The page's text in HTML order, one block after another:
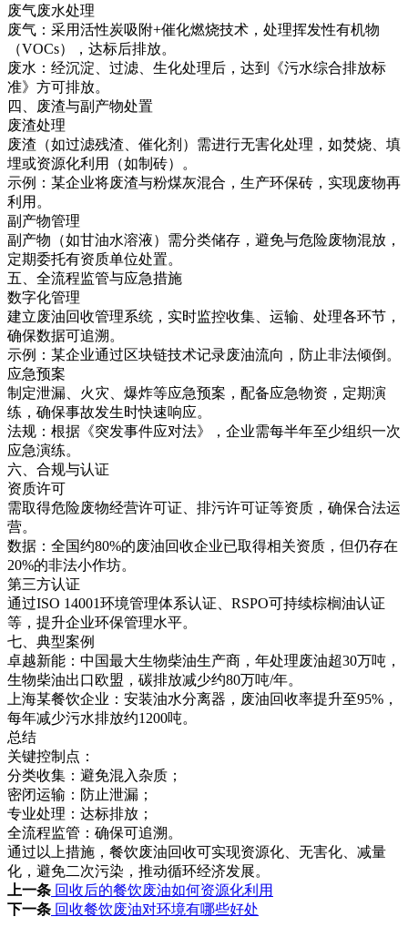
废气废水处理
废气：采用活性炭吸附+催化燃烧技术，处理挥发性有机物
（VOCs），达标后排放。
废水：经沉淀、过滤、生化处理后，达到《污水综合排放标
准》方可排放。
四、废渣与副产物处置
废渣处理
废渣（如过滤残渣、催化剂）需进行无害化处理，如焚烧、填
埋或资源化利用（如制砖）。
示例：某企业将废渣与粉煤灰混合，生产环保砖，实现废物再
利用。
副产物管理
副产物（如甘油水溶液）需分类储存，避免与危险废物混放，
定期委托有资质单位处置。
五、全流程监管与应急措施
数字化管理
建立废油回收管理系统，实时监控收集、运输、处理各环节，
确保数据可追溯。
示例：某企业通过区块链技术记录废油流向，防止非法倾倒。
应急预案
制定泄漏、火灾、爆炸等应急预案，配备应急物资，定期演
练，确保事故发生时快速响应。
法规：根据《突发事件应对法》，企业需每半年至少组织一次
应急演练。
六、合规与认证
资质许可
需取得危险废物经营许可证、排污许可证等资质，确保合法运
营。
数据：全国约80%的废油回收企业已取得相关资质，但仍存在
20%的非法小作坊。
第三方认证
通过ISO 14001环境管理体系认证、RSPO可持续棕榈油认证
等，提升企业环保管理水平。
七、典型案例
卓越新能：中国最大生物柴油生产商，年处理废油超30万吨，
生物柴油出口欧盟，碳排放减少约80万吨/年。
上海某餐饮企业：安装油水分离器，废油回收率提升至95%，
每年减少污水排放约1200吨。
总结
关键控制点：
分类收集：避免混入杂质；
密闭运输：防止泄漏；
专业处理：达标排放；
全流程监管：确保可追溯。
通过以上措施，餐饮废油回收可实现资源化、无害化、减量
化，避免二次污染，推动循环经济发展。
上一条 回收后的餐饮废油如何资源化利用
下一条 回收餐饮废油对环境有哪些好处